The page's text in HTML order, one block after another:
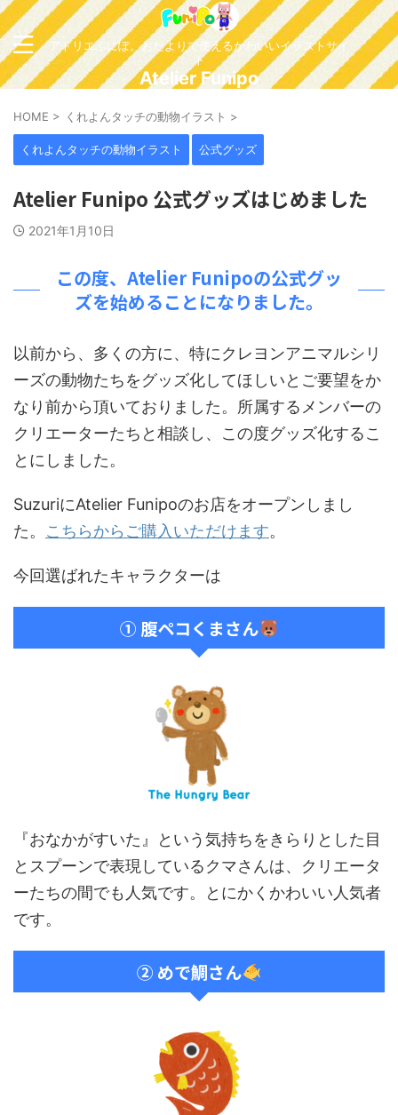
アトリエふにぽ。おたよりで使えるかわいいイラストサイ
ト
Atelier Funipo
HOME > くれよんタッチの動物イラスト >
くれよんタッチの動物イラスト 公式グッズ
Atelier Funipo 公式グッズはじめました
2021年1月10日
この度、Atelier Funipoの公式グッ
ズを始めることになりました。
以前から、多くの方に、特にクレヨンアニマルシリ
ーズの動物たちをグッズ化してほしいとご要望をか
なり前から頂いておりました。所属するメンバーの
クリエーターたちと相談し、この度グッズ化するこ
とにしました。
SuzuriにAtelier Funipoのお店をオープンしまし
た。 こちらからご購入いただけます。
今回選ばれたキャラクターは
① 腹ペコくまさん
『おなかがすいた』という気持ちをきらりとした目
とスプーンで表現しているクマさんは、クリエータ
ーたちの間でも人気です。とにかくかわいい人気者
です。
② めで鯛さん